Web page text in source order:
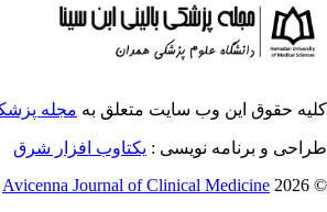
کلیه حقوق این وب سایت متعلق به مجله
طراحی و برنامه نویسی : یکتاوب افزار شرق
© 2026 CC BY-NC 4.0 |
Avicenna Journal of Clinical Medicine